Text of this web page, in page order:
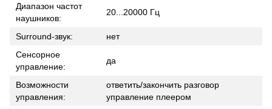
Диапазон частот
наушников:
20...20000 Гц
Surround-звук:
нет
Сенсорное
управление:
да
Возможности
управления:
ответить/закончить разговор
управление плеером